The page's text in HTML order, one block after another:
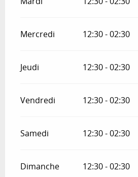
Mercredi 12:30 - 02:30
Jeudi 12:30 - 02:30
Vendredi 12:30 - 02:30
Samedi 12:30 - 02:30
Dimanche 12:30 - 02:30